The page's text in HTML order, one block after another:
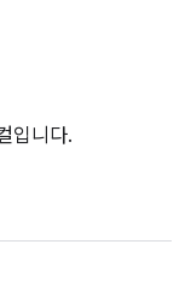
입니다.